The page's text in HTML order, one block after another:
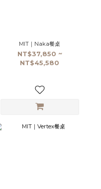
MIT｜Naka餐桌
NT$37,850 ~
NT$45,580